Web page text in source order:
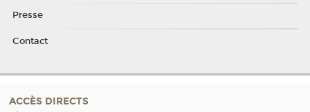
Presse
Contact
ACCÈS DIRECTS